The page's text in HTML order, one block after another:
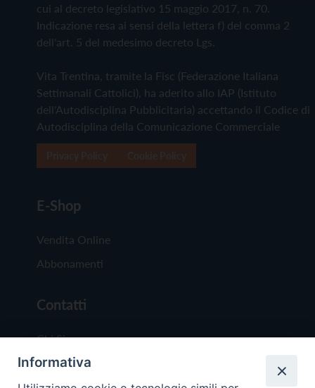
cui al decreto legislativo 15 maggio 2017, n. 70.
Indicazione resa ai sensi della lettera f) del comma 2
dell'art. 5 del medesimo decreto Lgs.
Vita Trentina, tramite la Fisc (Federazione Italiana
Settimanali Cattolici), ha aderito allo IAP (Istituto
dell'Autodisciplina Pubblicitaria) accettando il Codice di
Autodisciplina della Comunicazione Commerciale
E-Shop
Vendita Online
Abbonamenti
Contatti
Chi Siamo
Redazione
Informativa